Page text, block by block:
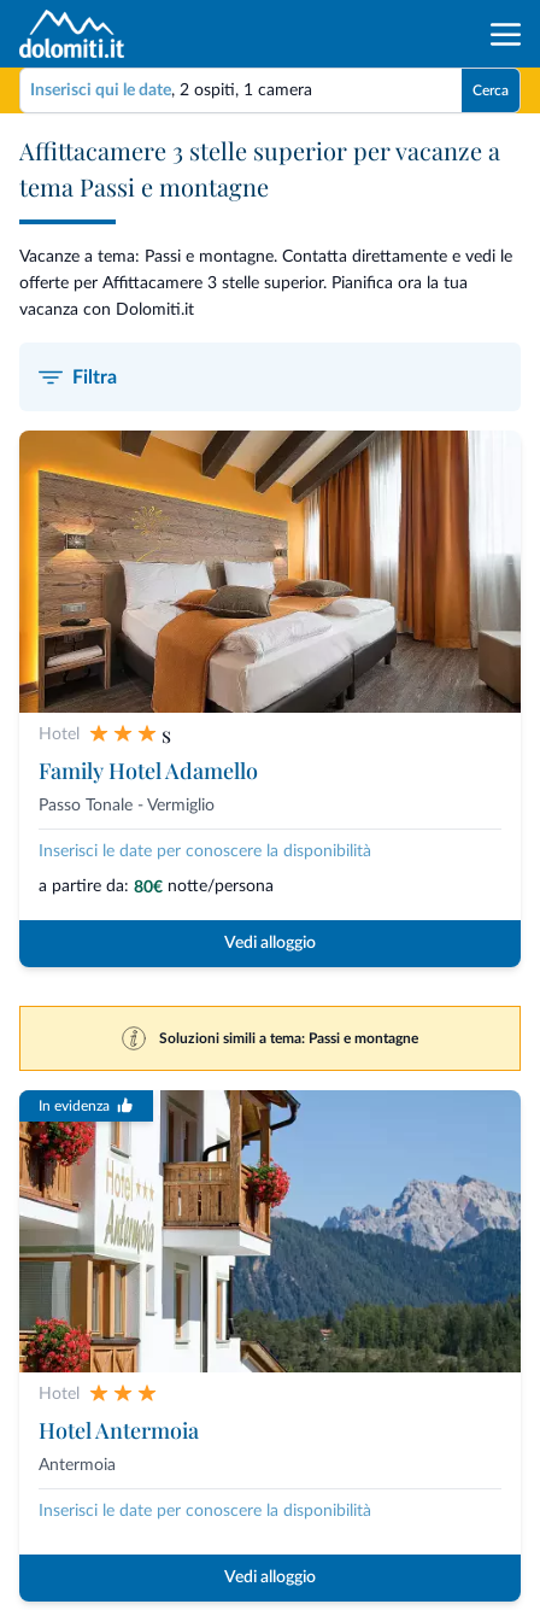
Inserisci qui le date, 2 ospiti, 1 camera Cerca
Affittacamere 3 stelle superior per vacanze a
tema Passi e montagne
Vacanze a tema: Passi e montagne. Contatta direttamente e vedi le
offerte per Affittacamere 3 stelle superior. Pianifica ora la tua
vacanza con Dolomiti.it
Filtra
Hotel
s
Family Hotel Adamello
Passo Tonale - Vermiglio
Inserisci le date per conoscere la disponibilità
a partire da: 80€ notte/persona
Vedi alloggio
Soluzioni simili a tema: Passi e montagne
In evidenza
Hotel
Hotel Antermoia
Antermoia
Inserisci le date per conoscere la disponibilità
Vedi alloggio